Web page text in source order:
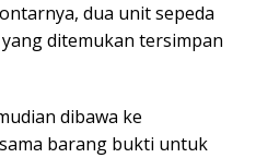
dua unit sepeda
ditemukan tersimpan
dibawa ke
barang bukti untuk